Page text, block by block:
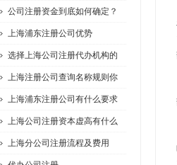
公司注册资金到底如何确定？
上海浦东注册公司优势
选择上海公司注册代办机构的
上海注册公司查询名称规则你
上海浦东注册公司有什么要求
上海公司注册资本虚高有什么
上海分公司注册流程及费用